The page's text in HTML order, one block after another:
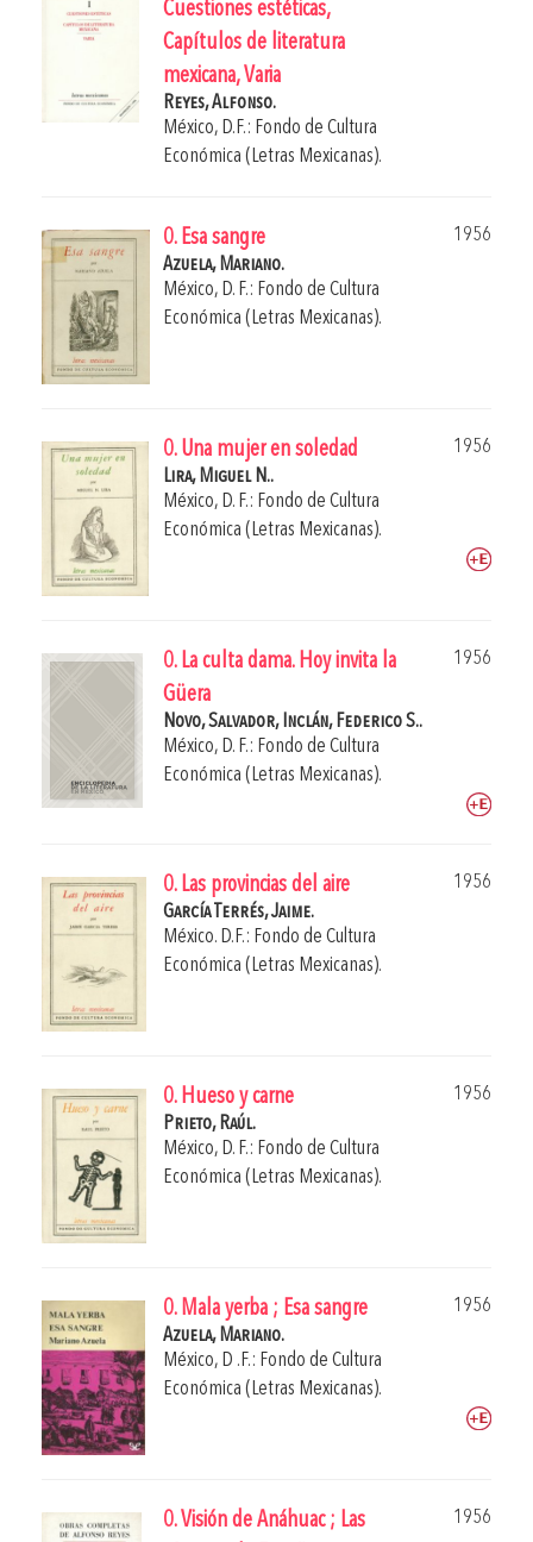
Cuestiones estéticas,
Capítulos de literatura
mexicana, Varia
Reyes, Alfonso.
México, D.F.: Fondo de Cultura
Económica (Letras Mexicanas).
0. Esa sangre
1956
Azuela, Mariano.
México, D. F.: Fondo de Cultura
Económica (Letras Mexicanas).
0. Una mujer en soledad
1956
Lira, Miguel N..
México, D. F.: Fondo de Cultura
Económica (Letras Mexicanas).
0. La culta dama. Hoy invita la
Güera
1956
Novo, Salvador, Inclán, Federico S..
México, D. F.: Fondo de Cultura
Económica (Letras Mexicanas).
0. Las provincias del aire
1956
García Terrés, Jaime.
México. D.F.: Fondo de Cultura
Económica (Letras Mexicanas).
0. Hueso y carne
1956
Prieto, Raúl.
México, D. F.: Fondo de Cultura
Económica (Letras Mexicanas).
0. Mala yerba ; Esa sangre
1956
Azuela, Mariano.
México, D .F.: Fondo de Cultura
Económica (Letras Mexicanas).
0. Visión de Anáhuac ; Las
1956